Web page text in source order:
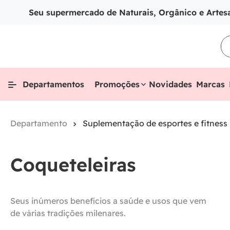
Seu supermercado de Naturais, Orgânico e
Departamentos Promoções Novidades Marcas
Suplementação de esportes e fitness
Coqueteleiras
Seus inúmeros benefícios a saúde e usos que vem
de várias tradições milenares.